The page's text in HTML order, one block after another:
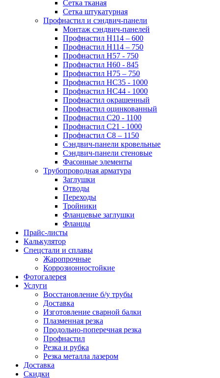
Сетка тканая
Сетка штукатурная
Профнастил и сэндвич-панели
Монтаж сэндвич-панелей
Профнастил Н114 – 600
Профнастил Н114 – 750
Профнастил Н57 - 750
Профнастил Н60 - 845
Профнастил Н75 – 750
Профнастил НС35 - 1000
Профнастил НС44 - 1000
Профнастил окрашенный
Профнастил оцинкованный
Профнастил С20 - 1100
Профнастил С21 - 1000
Профнастил С8 – 1150
Сэндвич-панели кровельные
Сэндвич-панели стеновые
Фасонные элементы
Трубопроводная арматура
Заглушки
Отводы
Переходы
Тройники
Фланцевые заглушки
Фланцы
Прайс-листы
Калькулятор
Спецстали и сплавы
Жаропрочные
Коррозионностойкие
Фотогалерея
Услуги
Восстановление б/у трубы
Доставка
Изготовление сварной балки
Плазменная резка
Продольно-поперечная резка
Профнастил
Резка и рубка
Резка металла лазером
Доставка
Скидки